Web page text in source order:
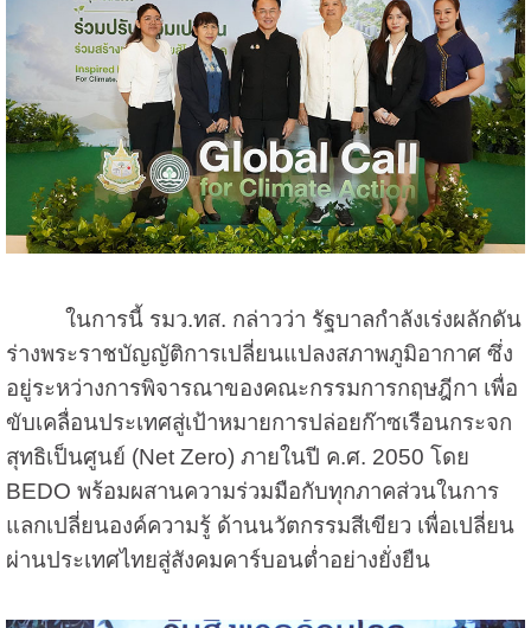
ในการนี้ รมว.ทส. กล่าวว่า รัฐบาลกำลังเร่งผลักดัน
ร่างพระราชบัญญัติการเปลี่ยนแปลงสภาพภูมิอากาศ ซึ่ง
อยู่ระหว่างการพิจารณาของคณะกรรมการกฤษฎีกา เพื่อ
ขับเคลื่อนประเทศสู่เป้าหมายการปล่อยก๊าซเรือนกระจก
สุทธิเป็นศูนย์ (Net Zero) ภายในปี ค.ศ. 2050 โดย
BEDO พร้อมผสานความร่วมมือกับทุกภาคส่วนในการ
แลกเปลี่ยนองค์ความรู้ ด้านนวัตกรรมสีเขียว เพื่อเปลี่ยน
ผ่านประเทศไทยสู่สังคมคาร์บอนต่ำอย่างยั่งยืน